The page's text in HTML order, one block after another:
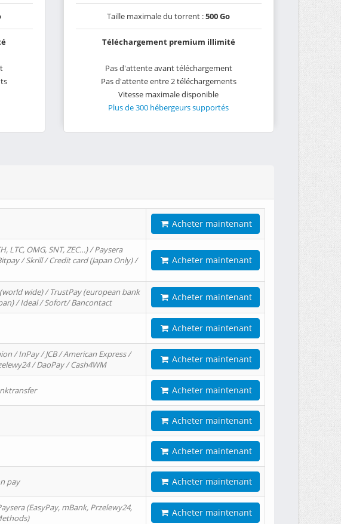
Taille maximale du torrent :500 Go
Téléchargement premium illimité
Pas d'attente avant téléchargement
Pas d'attente entre 2 téléchargements
Vitesse maximale disponible
Plus de 300 hébergeurs supportés
Acheter maintenant
LTC, OMG, SNT, ZEC…) / Paysera
/ Skrill / Credit card (Japan Only) /
Acheter maintenant
wide) / TrustPay (european bank
/ Ideal / Sofort/ Bancontact
Acheter maintenant
Acheter maintenant
/ InPay / JCB / American Express /
/ DaoPay / Cash4WM
Acheter maintenant
Acheter maintenant
Acheter maintenant
Acheter maintenant
pay Acheter maintenant
(EasyPay, mBank, Przelewy24,
Acheter maintenant